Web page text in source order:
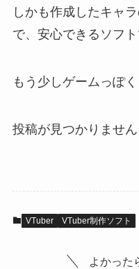
しかも作成したキャ
で、安心できるソフト
もう少しゲームっぽく
投稿が見つかりません
VTuber VTuber制作ソフト
よかった